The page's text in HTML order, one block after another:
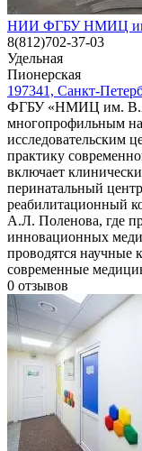
НИИ ФГБУ НМИЦ им.
8(812)702-37-03
Удельная
Пионерская
197341, Санкт-
ФГБУ «НМИЦ им. В.А.
многопрофильным
исследовательским
практику
включает
перинатальный
реабилитационный
А.Л. Поленова, где
инновационных
проводятся научные
современные
0 отзывов